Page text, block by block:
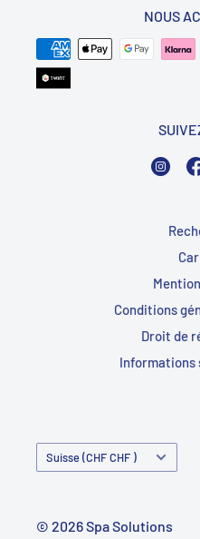
NOUS
Conditions
Droit de
Informations
Pays/Région Suisse (CHF CHF )
© 2026 Spa Solutions